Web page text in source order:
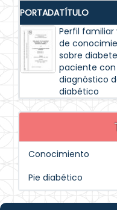
PORTADATÍTULO
Perfil familiar
de
sobre
paciente con
diagnóstico
diabético
Conocimiento
Pie diabético